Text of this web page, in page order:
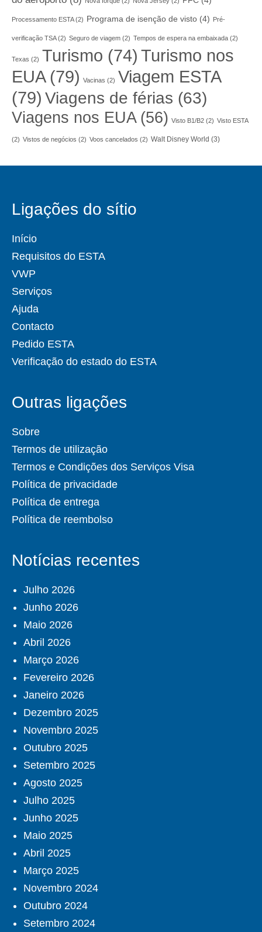
Processamento ESTA(2) Programa de isenção de visto (4) Pré-
verificação TSA(2) Seguro de viagem (2) Tempos de espera na embaixada (2)
Texas (2) Turismo (74) Turismo nos
EUA(79) Vacinas (2) Viagem ESTA
(79) Viagens de férias (63)
Viagens nos EUA(56) Visto B1/B2 (2) Visto ESTA
(2) Vistos de negócios (2) Voos cancelados (2) Walt Disney World (3)
Ligações do sítio
Início
Requisitos do ESTA
VWP
Serviços
Ajuda
Contacto
Pedido ESTA
Verificação do estado do ESTA
Outras ligações
Sobre
Termos de utilização
Termos e Condições dos Serviços Visa
Política de privacidade
Política de entrega
Política de reembolso
Notícias recentes
Julho 2026
Junho 2026
Maio 2026
Abril 2026
Março 2026
Fevereiro 2026
Janeiro 2026
Dezembro 2025
Novembro 2025
Outubro 2025
Setembro 2025
Agosto 2025
Julho 2025
Junho 2025
Maio 2025
Abril 2025
Março 2025
Novembro 2024
Outubro 2024
Setembro 2024